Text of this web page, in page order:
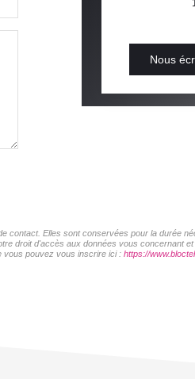
Nous
Elles sont conservées pour la durée
droit d'accès aux données vous concernant
vous pouvez vous inscrire ici : https://